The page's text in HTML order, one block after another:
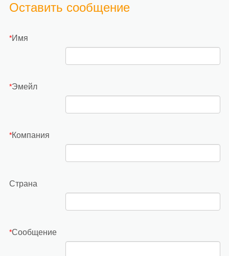
Оставить сообщение
*Имя
*Эмейл
*Компания
Страна
*Сообщение